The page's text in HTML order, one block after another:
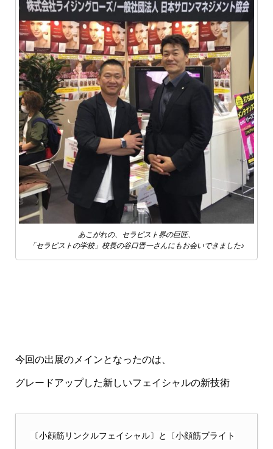
あこがれの、セラピスト界の巨匠、
「セラピストの学校」校長の谷口晋一さんにもお会いできました♪
今回の出展のメインとなったのは、
グレードアップした新しいフェイシャルの新技術
〔小顔筋リンクルフェイシャル〕と〔小顔筋ブライト